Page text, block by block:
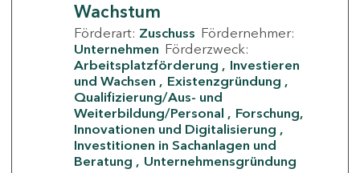
Wachstum
Förderart: Zuschuss Fördernehmer:
Unternehmen Förderzweck:
Arbeitsplatzförderung
Investieren
und Wachsen
Existenzgründung
Qualifizierung/Aus- und
Weiterbildung/Personal
Forschung,
Innovationen und Digitalisierung
Investitionen in Sachanlagen und
Beratung
Unternehmensgründung